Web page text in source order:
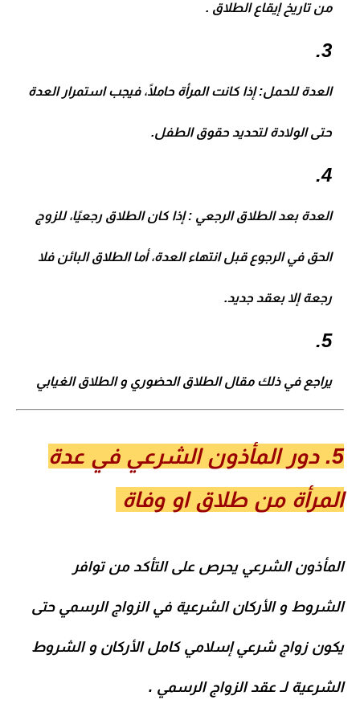
من تاريخ إيقاع الطلاق .
العدة للحمل: إذا كانت المرأة حاملًا، فيجب استمرار العدة
حتى الولادة لتحديد حقوق الطفل.
العدة بعدالطلاق الرجعي : إذا كان الطلاق رجعيًا، للزوج
الحق في الرجوع قبل انتهاء العدة، أما الطلاق البائن فلا
رجعة إلا بعقد جديد.
يراجع في ذلك مقالالطلاق الحضوري و الطلاق الغيابي
5. دور المأذون الشرعي في عدة
المرأة من طلاق او وفاة
المأذون الشرعي يحرص على التأكد من توافر
الشروط و الأركان الشرعية في الزواج الرسمي حتى
يكون زواج شرعي إسلامي كامل الأركان و الشروط
الشرعية لـ عقد الزواج الرسمي .